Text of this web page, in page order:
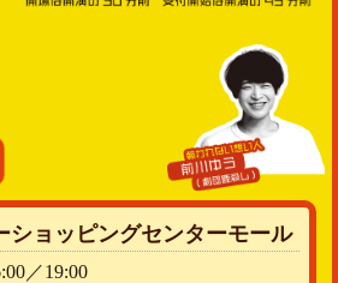
ショッピングセンターモール
／19:00